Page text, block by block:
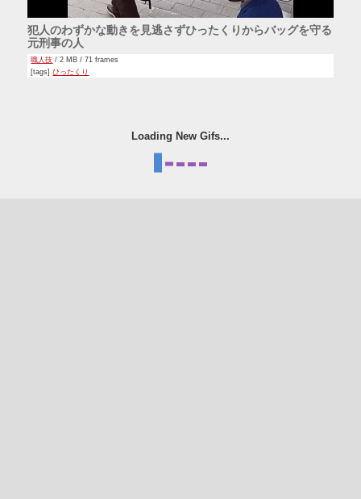
犯人のわずかな動きを見逃さずひったくりからバッグを守る
元刑事の人
職人技 / 2 MB / 71 frames
[tags]ひったくり
Loading New Gifs...